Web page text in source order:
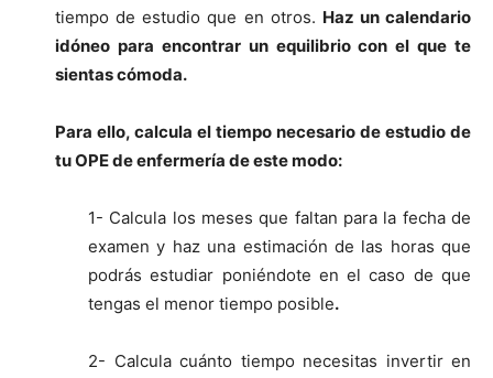
tiempo de estudio que en otros. Haz un calendario
idóneo para encontrar un equilibrio con el que te
sientas cómoda.
Para ello, calcula el tiempo necesario de estudio de
tu OPE de enfermería de este modo:
1- Calcula los meses que faltan para la fecha de
examen y haz una estimación de las horas que
podrás estudiar poniéndote en el caso de que
tengas el menor tiempo posible.
2- Calcula cuánto tiempo necesitas invertir en